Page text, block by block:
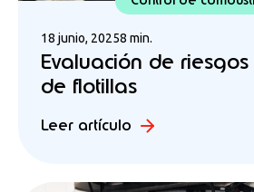
18 junio, 20258 min.
Evaluación de
de flotillas
Leer artículo